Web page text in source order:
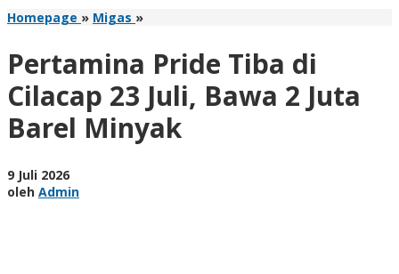
Homepage » Migas »Pertamina
Tiba
di
Cilacap
Bawa
Pertamina Pride Tiba di
Cilacap 23 Juli, Bawa 2 Juta
Barel Minyak
9 Juli 2026oleh
Admin
oleh Admin